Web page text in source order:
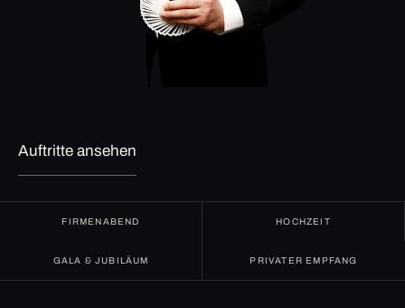
Auftritte ansehen
FIRMENABEND HOCHZEIT
GALA & JUBILÄUM PRIVATER EMPFANG